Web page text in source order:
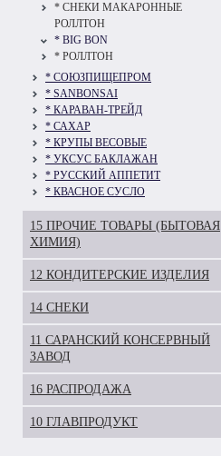
* СНЕКИ МАКАРОННЫЕ
РОЛЛТОН
* BIG BON
* РОЛЛТОН
* СОЮЗПИЩЕПРОМ
* SANBONSAI
* КАРАВАН-ТРЕЙД
* САХАР
* КРУПЫ ВЕСОВЫЕ
* УКСУС БАКЛАЖАН
* РУССКИЙ АППЕТИТ
* КВАСНОЕ СУСЛО
15 ПРОЧИЕ ТОВАРЫ (БЫТОВАЯ
ХИМИЯ)
12 КОНДИТЕРСКИЕ ИЗДЕЛИЯ
14 СНЕКИ
11 САРАНСКИЙ КОНСЕРВНЫЙ
ЗАВОД
16 РАСПРОДАЖА
10 ГЛАВПРОДУКТ